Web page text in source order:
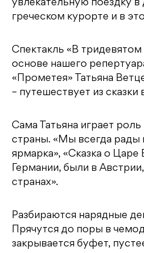
увлекательную поездку в
греческом курорте и в
Спектакль «В
основе нашего
«Прометея» Татьяна
– путешествует из
Сама Татьяна играет
страны. «Мы всегда рады
ярмарка», «Сказка о
Германии, были в
странах».
Разбираются нарядные
Прячутся до поры в
закрывается буфет,